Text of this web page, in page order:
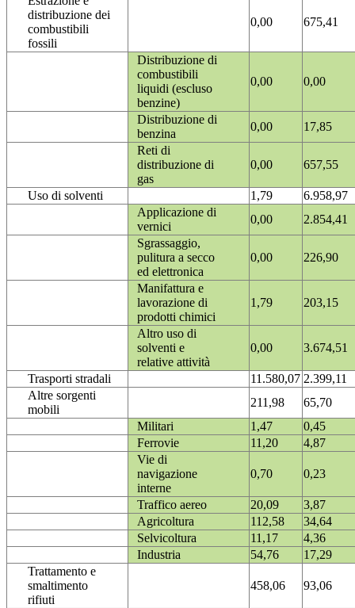
distribuzione dei
combustibili
fossili
0,00 675,41
Distribuzione di
combustibili
liquidi (escluso
benzine)
0,00 0,00
Distribuzione di
benzina
0,00
17,85
Reti di
distribuzione di
gas
0,00 657,55
Uso di solventi 1,79
6.958,97
Applicazione di
vernici
0,00
2.854,41
Sgrassaggio,
pulitura a secco
ed elettronica
0,00 226,90
Manifattura e
lavorazione di
prodotti chimici
1,79 203,15
Altro uso di
solventi e
relative attività
0,00 3.674,51
Trasporti stradali 11.580,07 2.399,11
Altre sorgenti
mobili
211,98
65,70
Militari
1,47
0,45
Ferrovie
11,20
4,87
Vie di
navigazione
interne
0,70 0,23
Traffico aereo 20,09
3,87
Agricoltura
112,58
34,64
Selvicoltura
11,17
4,36
Industria
54,76
17,29
Trattamento e
smaltimento
rifiuti
458,06 93,06